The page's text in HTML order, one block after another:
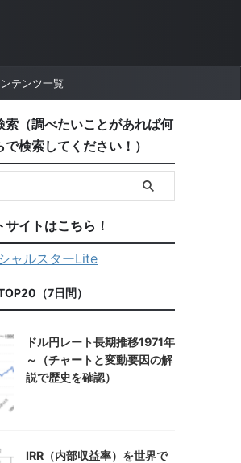
テンツ一覧
索（調べたいことがあれば何
で検索してください！）
サイトはこちら！
ャルスターLite
（7日間）
ドル円レート長期推移1971年
～（チャートと変動要因の解
説で歴史を確認）
IRR（内部収益率）を世界で